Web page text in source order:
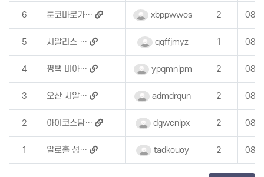
6 툰코바로가… xbppwwos 2 08-
5 시알리스 … qqffjmyz 1 08-
4 평택 비아… ypqmnlpm 2 08-
3 오산 시알… admdrqun 2 08-
2 아이코스담… dgwcnlpx 2 08-
1 알로홀 성… tadkouoy 2 08-